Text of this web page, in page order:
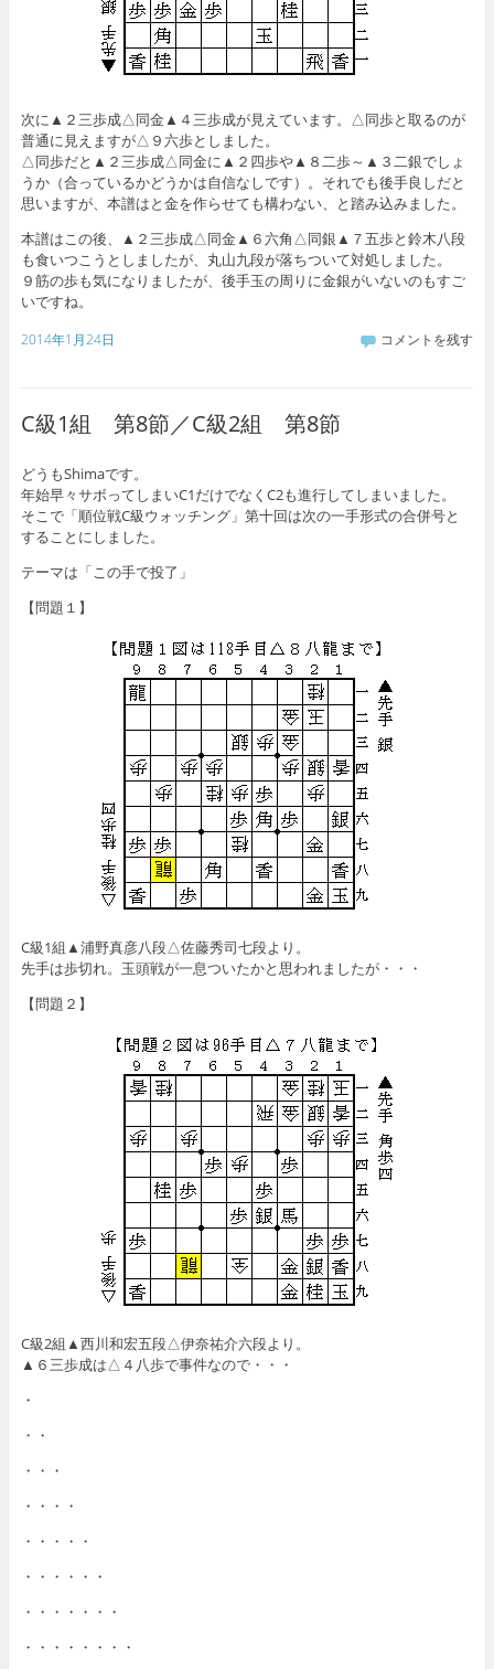
次に▲２三歩成△同金▲４三歩成が見えています。△同歩と取るのが
普通に見えますが△９六歩としました。
△同歩だと▲２三歩成△同金に▲２四歩や▲８二歩～▲３二銀でしょ
うか（合っているかどうかは自信なしです）。それでも後手良しだと
思いますが、本譜はと金を作らせても構わない、と踏み込みました。
本譜はこの後、▲２三歩成△同金▲６六角△同銀▲７五歩と鈴木八段
も食いつこうとしましたが、丸山九段が落ちついて対処しました。
９筋の歩も気になりましたが、後手玉の周りに金銀がいないのもすご
いですね。
2014年1月24日 コメントを残す
C級1組 第8節／C級2組 第8節
どうもShimaです。
年始早々サボってしまいC1だけでなくC2も進行してしまいました。
そこで「順位戦C級ウォッチング」第十回は次の一手形式の合併号と
することにしました。
テーマは「この手で投了」
【問題１】
C級1組▲浦野真彦八段△佐藤秀司七段より。
先手は歩切れ。玉頭戦が一息ついたかと思われましたが・・・
【問題２】
C級2組▲西川和宏五段△伊奈祐介六段より。
▲６三歩成は△４八歩で事件なので・・・
・
・・
・・・
・・・・
・・・・・
・・・・・・
・・・・・・・
・・・・・・・・